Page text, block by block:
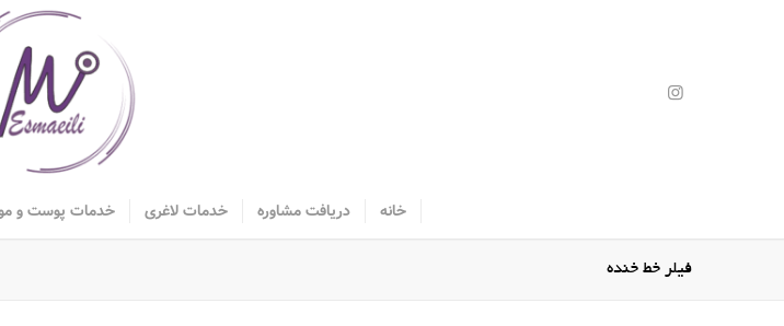
خانه دریافت مشاوره خدمات لاغری خدمات پوست و
فیلر خط خنده